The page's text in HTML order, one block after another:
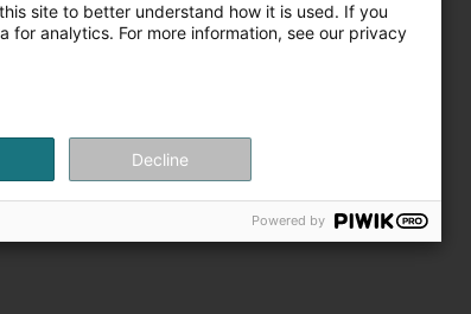
site to better understand how it is used. If you
for analytics. For more information, see our privacy
Decline
Powered by